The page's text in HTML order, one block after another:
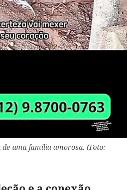
uma família amorosa. (Foto: